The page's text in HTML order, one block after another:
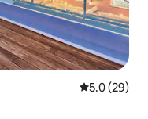
レビュー29
5.0 (29)